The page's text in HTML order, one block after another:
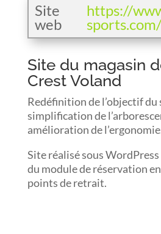
Site
web
https://
sports.com/
Site du magasin
Crest Voland
Redéfinition de l’objectif du
simplification de
amélioration de
Site réalisé sous
du module de réservation
points de retrait.